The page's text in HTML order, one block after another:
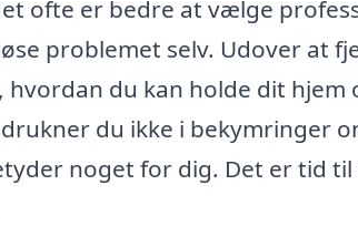
ofte er bedre at vælge
problemet selv. Udover at
du kan holde dit
du ikke i bekymringer
noget for dig. Det er tid